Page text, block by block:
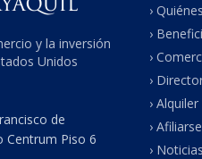
y la inversión
Unidos
de
Centrum Piso 6
›
›
›
›
›
› Afiliarse
› Noticias